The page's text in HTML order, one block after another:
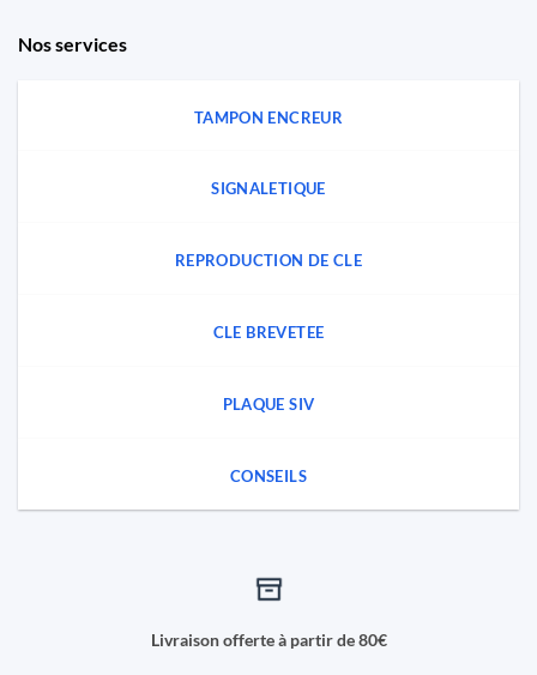
Nos services
TAMPON ENCREUR
SIGNALETIQUE
REPRODUCTION DE CLE
CLE BREVETEE
PLAQUE SIV
CONSEILS
Livraison offerte à partir de 80€